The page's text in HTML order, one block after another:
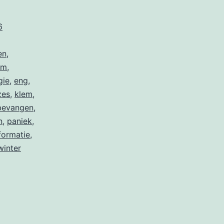
,
,
, eng,
, klem,
,
, paniek,
,